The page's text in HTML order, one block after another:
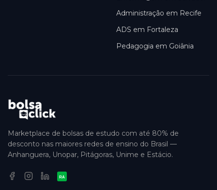
Administração em Recife
ADS em Fortaleza
Pedagogia em Goiânia
Marketplace de bolsas de estudo com até 80% de
desconto nas maiores redes de ensino do Brasil —
Anhanguera, Unopar, Pitágoras, Unime e Estácio.
RA